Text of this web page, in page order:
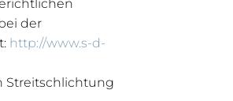
der
http://www.s-d-
Streitschlichtung